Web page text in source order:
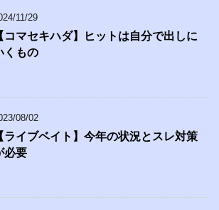
11/29
コマセキハダ】ヒットは自分で出しに
くもの
08/02
ライブベイト】今年の状況とスレ対策
必要